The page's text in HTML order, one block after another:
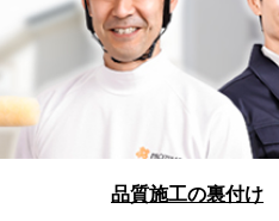
品質施工の裏付け